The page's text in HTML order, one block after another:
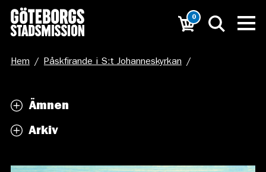
0
Hem / Påskfirande i S:t Johanneskyrkan /
Ämnen
Arkiv